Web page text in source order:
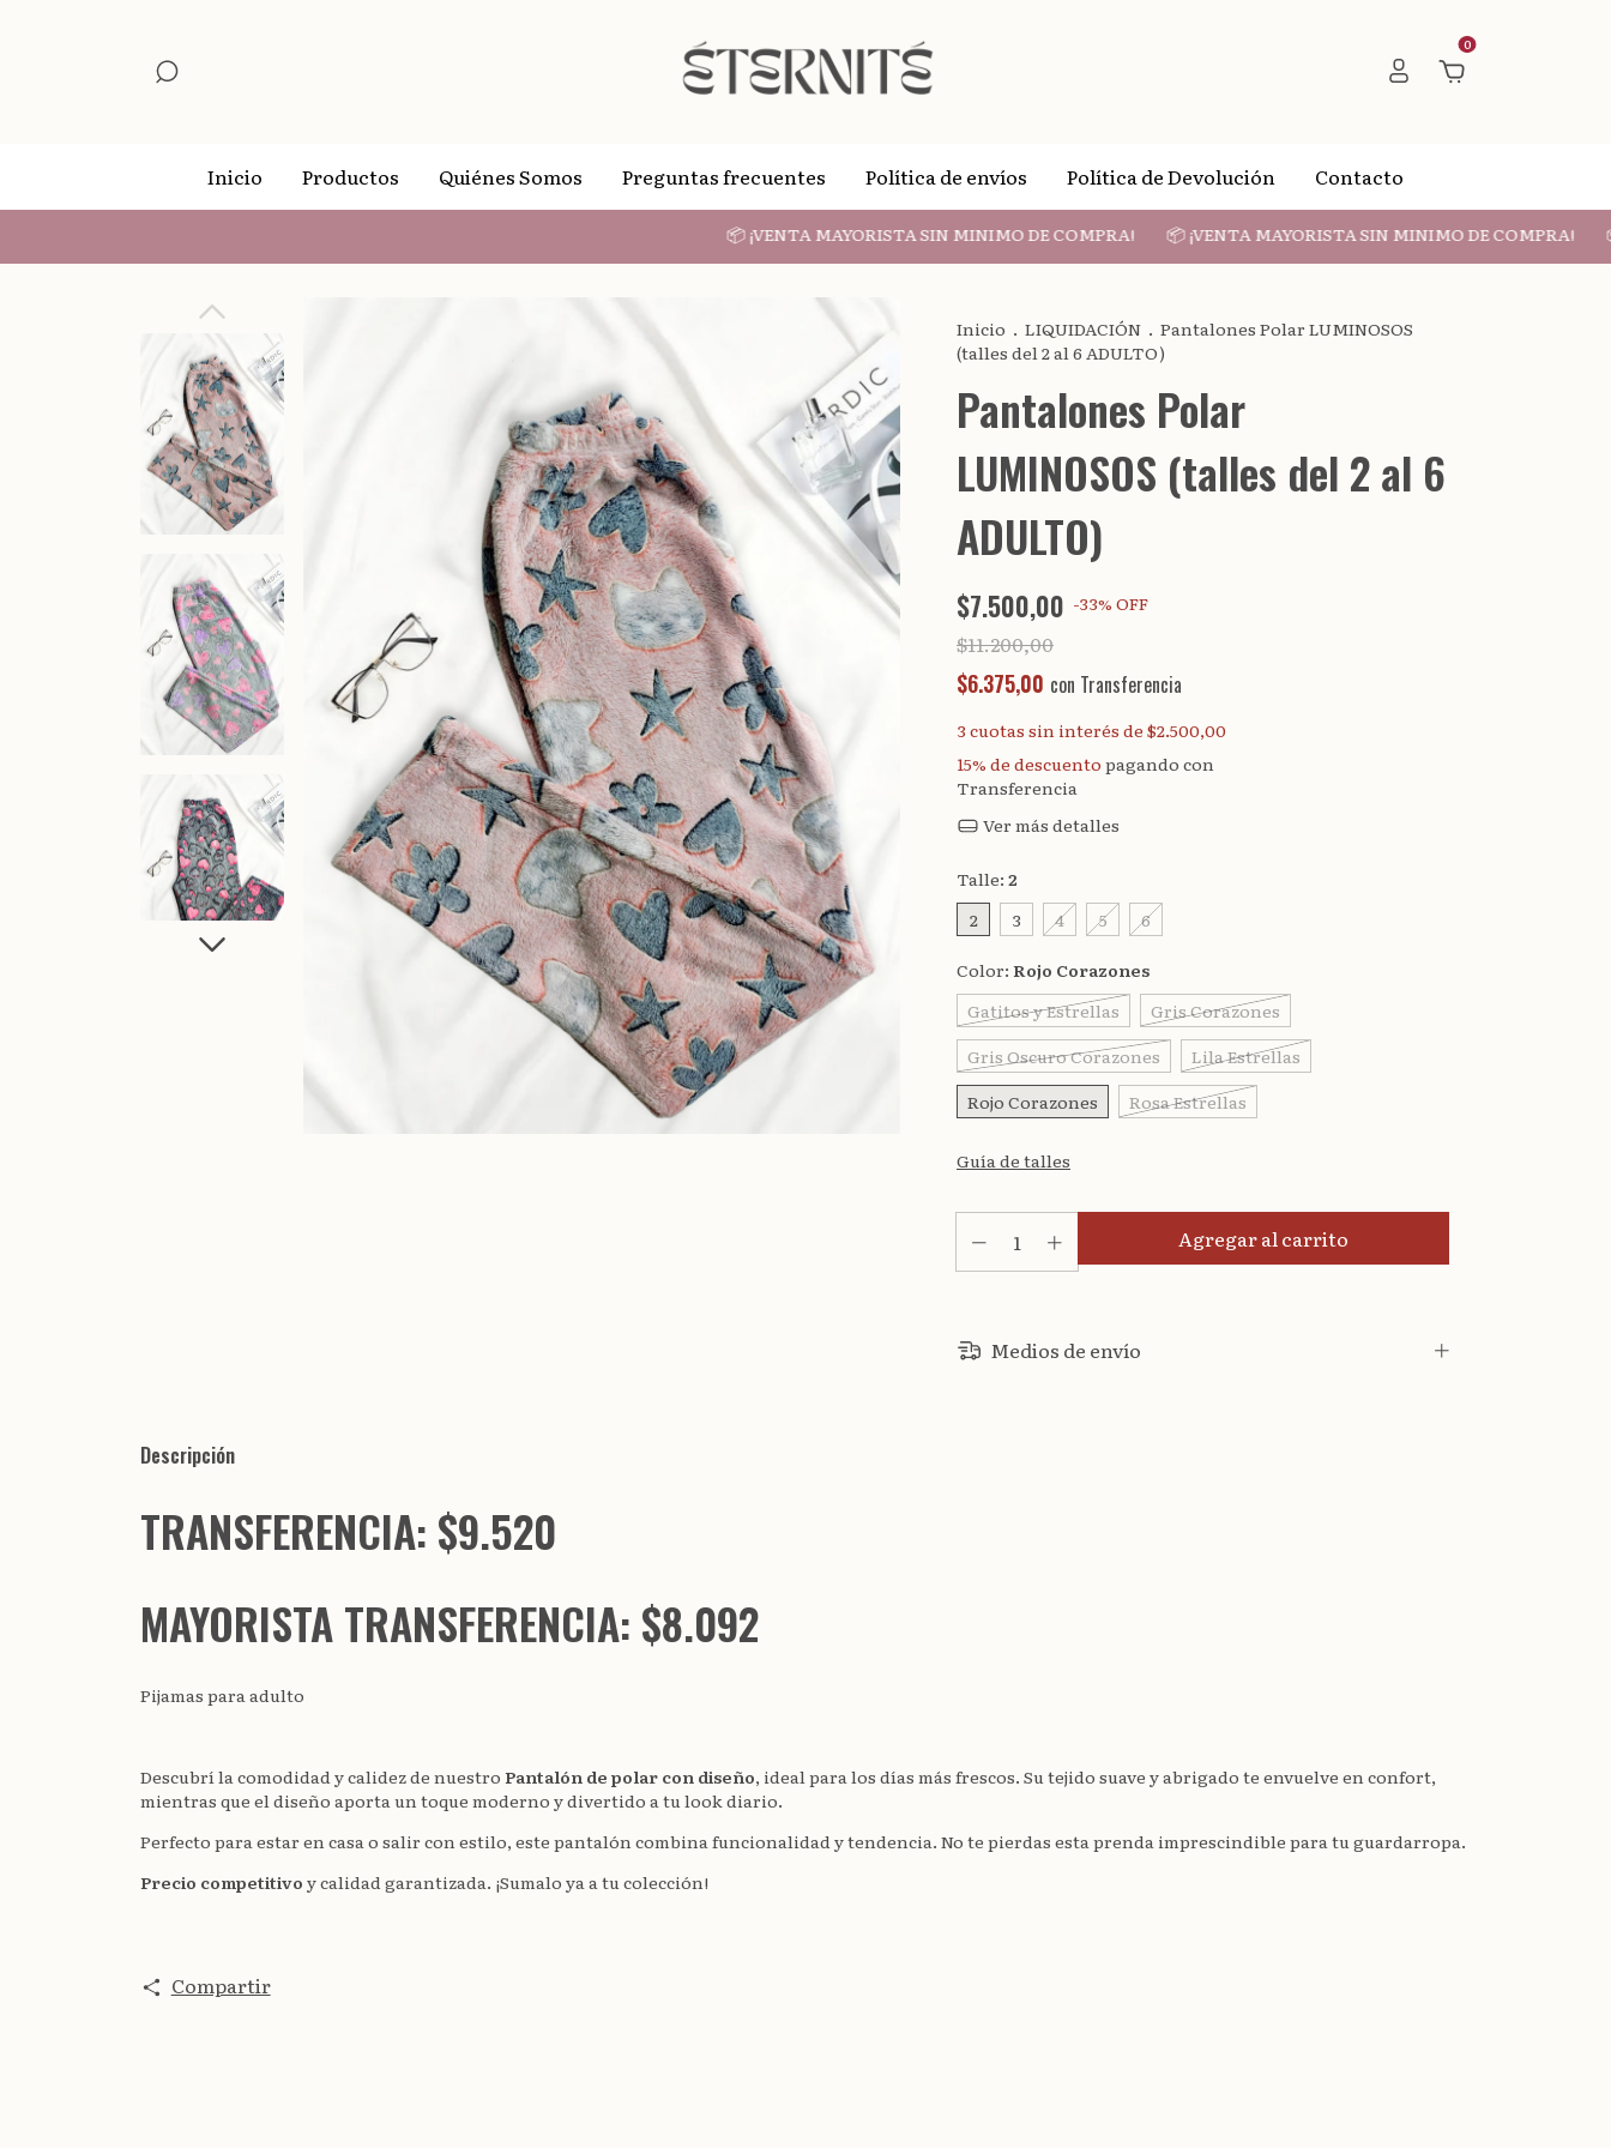
0
Inicio Productos Quiénes Somos Preguntas frecuentes Política de envíos Política de Devolución Contacto
📦 ¡VENTA MAYORISTA SIN MINIMO DE COMPRA! 📦 ¡VENTA MAYORISTA SIN MINIMO DE COMPRA! 📦
Inicio . LIQUIDACIÓN . Pantalones Polar LUMINOSOS
(talles del 2 al 6 ADULTO)
Pantalones Polar
LUMINOSOS (talles del 2 al 6
ADULTO)
$7.500,00 -33% OFF
$11.200,00
$6.375,00 con Transferencia
3 cuotas sin interés de $2.500,00
15% de descuento pagando con
Transferencia
Ver más detalles
Talle: 2
2
3 4 5 6
Color: Rojo Corazones
Gatitos y Estrellas
Gris Corazones
Gris Oscuro Corazones
Lila Estrellas
Rojo Corazones
Rosa Estrellas
Guía de talles
Medios de envío
Descripción
TRANSFERENCIA: $9.520
MAYORISTA TRANSFERENCIA: $8.092
Pijamas para adulto
Descubrí la comodidad y calidez de nuestro Pantalón de polar con diseño, ideal para los días más frescos. Su tejido suave y abrigado te envuelve en confort,
mientras que el diseño aporta un toque moderno y divertido a tu look diario.
Perfecto para estar en casa o salir con estilo, este pantalón combina funcionalidad y tendencia. No te pierdas esta prenda imprescindible para tu guardarropa.
Precio competitivo y calidad garantizada. ¡Sumalo ya a tu colección!
Compartir